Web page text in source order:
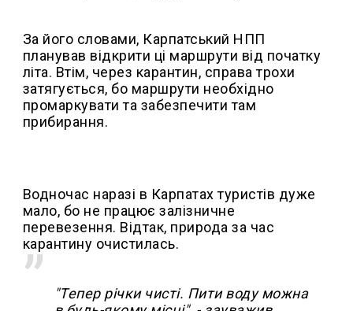
За його словами, Карпатський НПП
планував відкрити ці маршрути від початку
літа. Втім, через карантин, справа трохи
затягується, бо маршрути необхідно
промаркувати та забезпечити там
прибирання.
Водночас наразі в Карпатах туристів дуже
мало, бо не працює залізничне
перевезення. Відтак, природа за час
карантину очистилась.
"Тепер річки чисті. Пити воду можна